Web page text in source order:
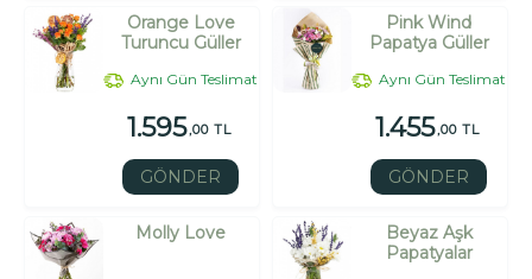
Orange Love
Turuncu Güller
Aynı Gün Teslimat
1.595,00 TL
GÖNDER
Pink Wind
Papatya Güller
Aynı Gün Teslimat
1.455,00 TL
GÖNDER
Molly Love
Beyaz Aşk
Papatyalar